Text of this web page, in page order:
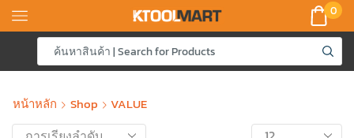
0
หน้าหลัก Shop VALUE